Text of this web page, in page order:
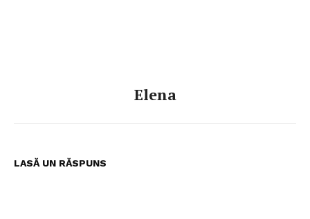
Elena
LASĂ UN RĂSPUNS